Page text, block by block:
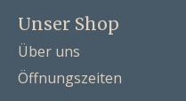
Unser Shop
Über uns
Öffnungszeiten